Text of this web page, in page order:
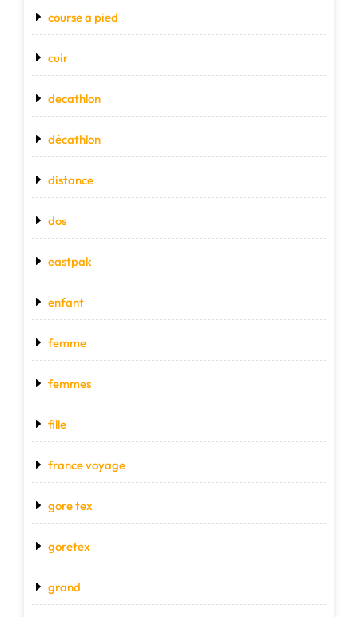
course a pied
cuir
decathlon
décathlon
distance
dos
eastpak
enfant
femme
femmes
fille
france voyage
gore tex
goretex
grand